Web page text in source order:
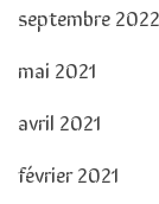
septembre 2022
mai 2021
avril 2021
février 2021